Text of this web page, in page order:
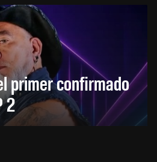
primer confirmado
2